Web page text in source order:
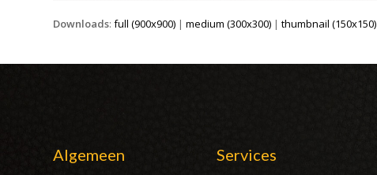
Downloads:full (900x900) |medium (300x300) |thumbnail (150x150)
Algemeen Services